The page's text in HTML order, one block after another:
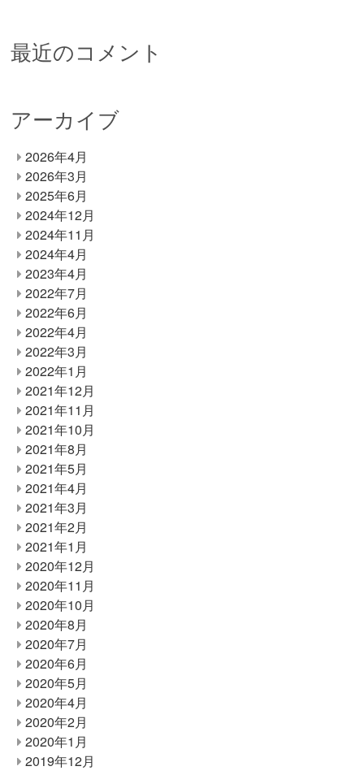
最近のコメント
アーカイブ
2026年4月
2026年3月
2025年6月
2024年12月
2024年11月
2024年4月
2023年4月
2022年7月
2022年6月
2022年4月
2022年3月
2022年1月
2021年12月
2021年11月
2021年10月
2021年8月
2021年5月
2021年4月
2021年3月
2021年2月
2021年1月
2020年12月
2020年11月
2020年10月
2020年8月
2020年7月
2020年6月
2020年5月
2020年4月
2020年2月
2020年1月
2019年12月